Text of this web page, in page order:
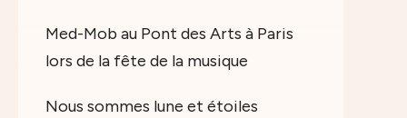
Med-Mob au Pont des Arts à Paris
lors de la fête de la musique
Nous sommes lune et étoiles